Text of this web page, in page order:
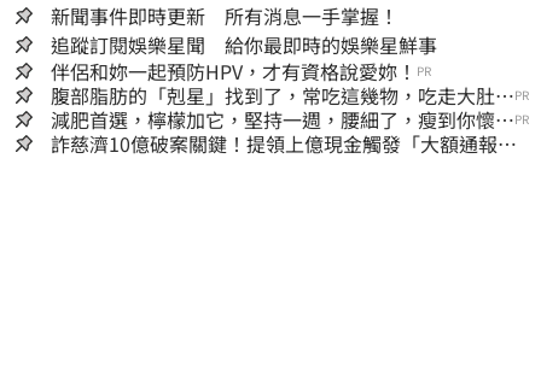
新聞事件即時更新 所有消息一手掌握！
追蹤訂閱娛樂星聞 給你最即時的娛樂星鮮事
伴侶和妳一起預防HPV，才有資格說愛妳！ PR
腹部脂肪的「剋星」找到了，常吃這幾物，吃走大肚
囊，瘦出小蠻腰
PR
減肥首選，檸檬加它，堅持一週，腰細了，瘦到你懷疑
人生
PR
詐慈濟10億破案關鍵！提領上億現金觸發「大額通報」